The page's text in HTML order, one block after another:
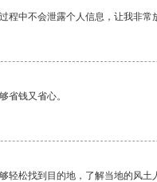
程中不会泄露个人信息，让我非常
省钱又省心。
轻松找到目的地，了解当地的风土